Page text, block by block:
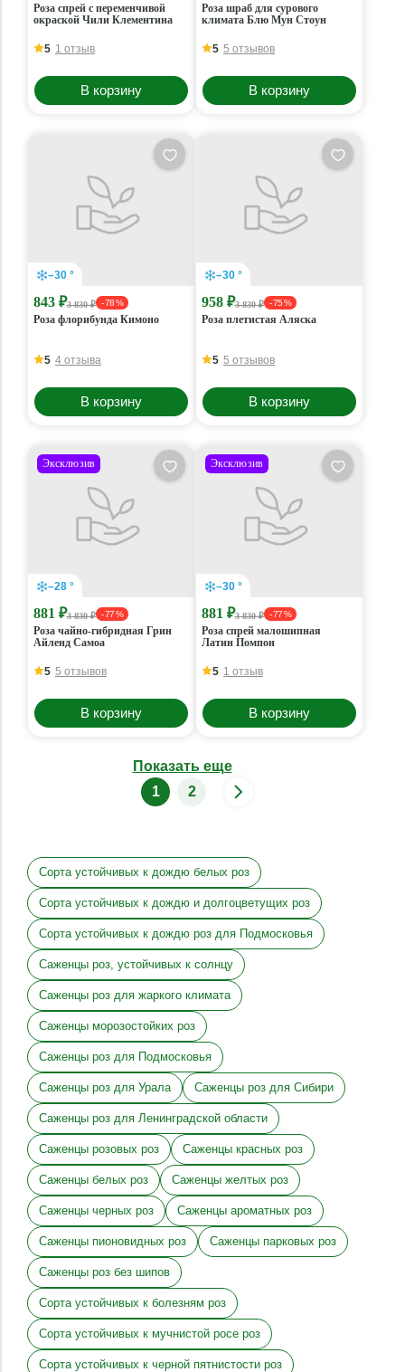
Роза спрей с переменчивой
окраской Чили Клементина
5 1 отзыв
В корзину
Роза шраб для сурового
климата Блю Мун Стоун
5 5 отзывов
В корзину
–30 °
843 ₽3 830 ₽ - 78 %
Роза флорибунда Кимоно
5 4 отзыва
В корзину
–30 °
958 ₽3 830 ₽ - 75 %
Роза плетистая Аляска
5 5 отзывов
В корзину
Эксклюзив
–28 °
881 ₽3 830 ₽ - 77 %
Роза чайно-гибридная Грин
Айленд Самоа
5 5 отзывов
В корзину
Эксклюзив
–30 °
881 ₽3 830 ₽ - 77 %
Роза спрей малошипная
Латин Помпон
5 1 отзыв
В корзину
Показать еще
1
2
Сорта устойчивых к дождю белых роз
Сорта устойчивых к дождю и долгоцветущих роз
Сорта устойчивых к дождю роз для Подмосковья
Саженцы роз, устойчивых к солнцу
Саженцы роз для жаркого климата
Саженцы морозостойких роз
Саженцы роз для Подмосковья
Саженцы роз для Урала Саженцы роз для Сибири
Саженцы роз для Ленинградской области
Саженцы розовых роз Саженцы красных роз
Саженцы белых роз Саженцы желтых роз
Саженцы черных роз Саженцы ароматных роз
Саженцы пионовидных роз Саженцы парковых роз
Саженцы роз без шипов
Сорта устойчивых к болезням роз
Сорта устойчивых к мучнистой росе роз
Сорта устойчивых к черной пятнистости роз